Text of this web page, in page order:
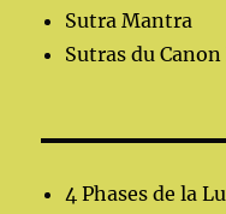
Sutra Mantra
Sutras du
4 Phases de la